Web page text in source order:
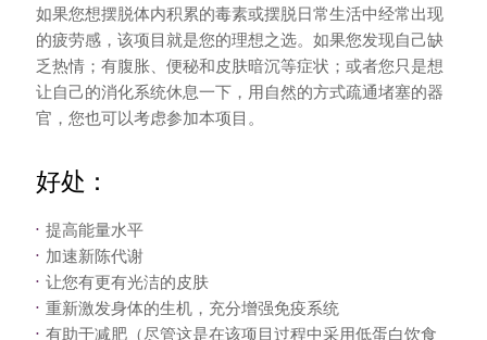
如果您想摆脱体内积累的毒素或摆脱日常生活中经常出现
的疲劳感，该项目就是您的理想之选。如果您发现自己缺
乏热情；有腹胀、便秘和皮肤暗沉等症状；或者您只是想
让自己的消化系统休息一下，用自然的方式疏通堵塞的器
官，您也可以考虑参加本项目。
好处：
提高能量水平
加速新陈代谢
让您有更有光洁的皮肤
重新激发身体的生机，充分增强免疫系统
有助于减肥（尽管这是在该项目过程中采用低蛋白饮食